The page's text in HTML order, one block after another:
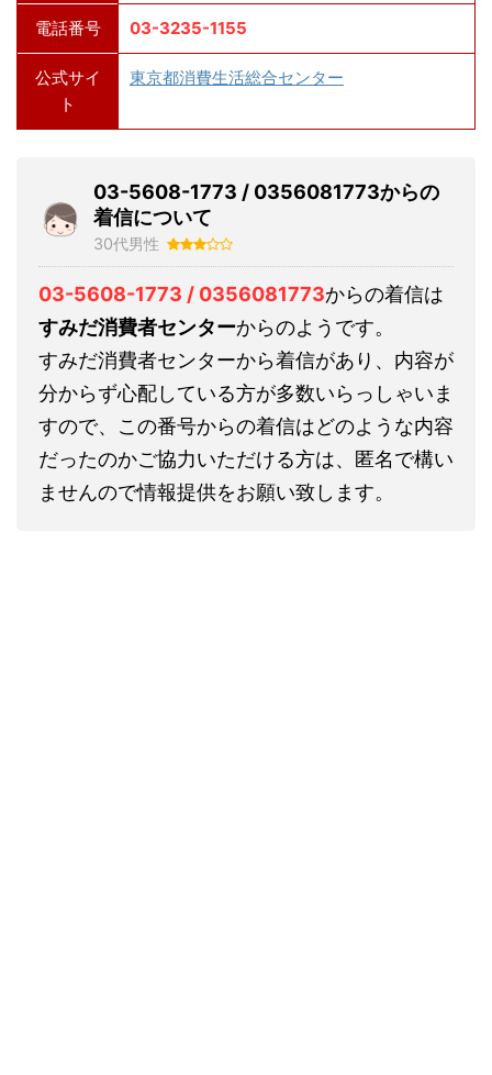
電話番号 03-3235-1155
公式サイ
ト
東京都消費生活総合センター
03-5608-1773 / 0356081773からの
着信について
30代男性
03-5608-1773 / 0356081773からの着信は
すみだ消費者センターからのようです。
すみだ消費者センターから着信があり、内容が
分からず心配している方が多数いらっしゃいま
すので、この番号からの着信はどのような内容
だったのかご協力いただける方は、匿名で構い
ませんので情報提供をお願い致します。